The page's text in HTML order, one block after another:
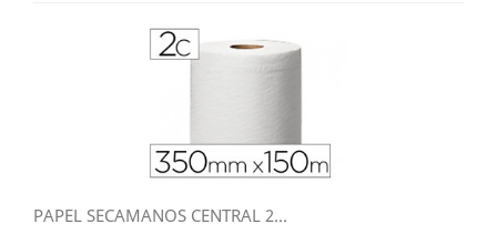
PAPEL SECAMANOS CENTRAL 2...